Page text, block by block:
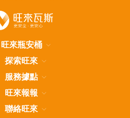
旺來瓶安桶
探索旺來
服務據點
旺來報報
聯絡旺來